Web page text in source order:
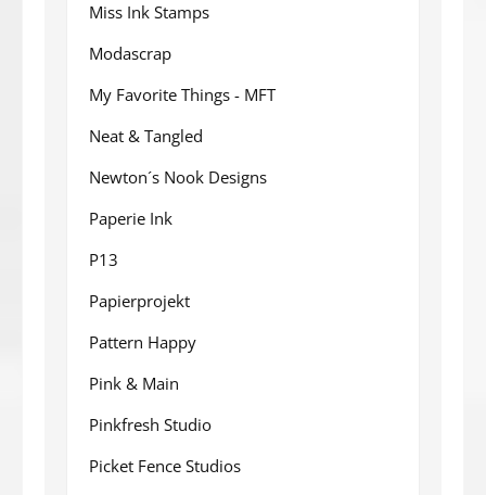
Miss Ink Stamps
Modascrap
My Favorite Things - MFT
Neat & Tangled
Newton´s Nook Designs
Paperie Ink
P13
Papierprojekt
Pattern Happy
Pink & Main
Pinkfresh Studio
Picket Fence Studios